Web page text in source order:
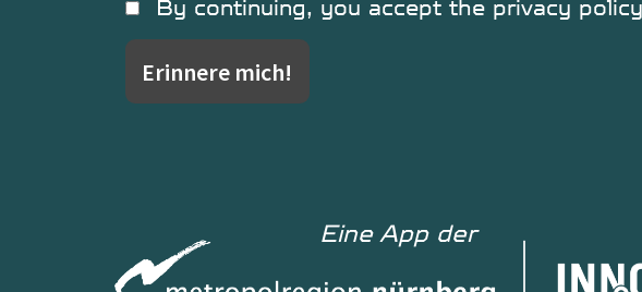
By continuing, you accept the privacy policy
Eine App der